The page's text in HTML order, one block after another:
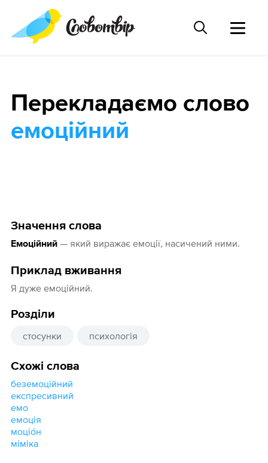
Значення слова
Емоційний— який виражає емоції, насичений ними.
Приклад вживання
Я дуже емоційний.
Розділи
стосунки психологія
Схожі слова
беземоційний
експресивний
емо
емоція
моціо́н
міміка
Перекладаємо слово
емоційний